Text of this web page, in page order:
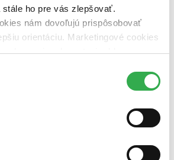
stále ho pre vás zlepšovať.
nám dovoľujú prispôsobovať
orientáciu. Marketingové cookies
zobrazenie relevantnej reklamy.
sme mohli používať všetky tieto
nová
čítaná
stav (0 titulov) čítaná - výborný stav
čítané verzie